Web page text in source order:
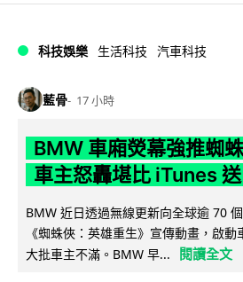
科技娛樂 生活科技 汽車科技
藍骨 17 小時
BMW 車廂熒幕強推蜘
車主怒轟堪比 iTunes
BMW 近日透過無線更新向全球逾 70
《蜘蛛俠：英雄重生》宣傳動畫，啟
大批車主不滿。BMW 早...
閱讀全文